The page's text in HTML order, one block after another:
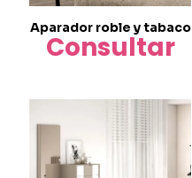
Aparador roble y tabaco
Consultar